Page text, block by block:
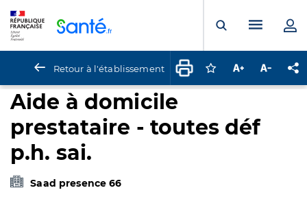
Ouvrir laMenu
Retour à l'établissement Connectez-vous
Augmenter la
Aide à domicile
prestataire - toutes déf
p.h. sai.
Saad presence 66